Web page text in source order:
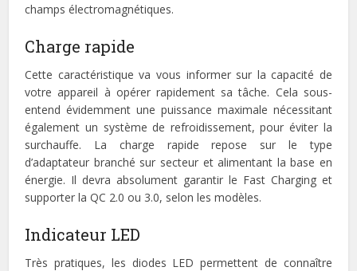
champs électromagnétiques.
Charge rapide
Cette caractéristique va vous informer sur la capacité de
votre appareil à opérer rapidement sa tâche. Cela sous-
entend évidemment une puissance maximale nécessitant
également un système de refroidissement, pour éviter la
surchauffe. La charge rapide repose sur le type
d’adaptateur branché sur secteur et alimentant la base en
énergie. Il devra absolument garantir le Fast Charging et
supporter la QC 2.0 ou 3.0, selon les modèles.
Indicateur LED
Très pratiques, les diodes LED permettent de connaître